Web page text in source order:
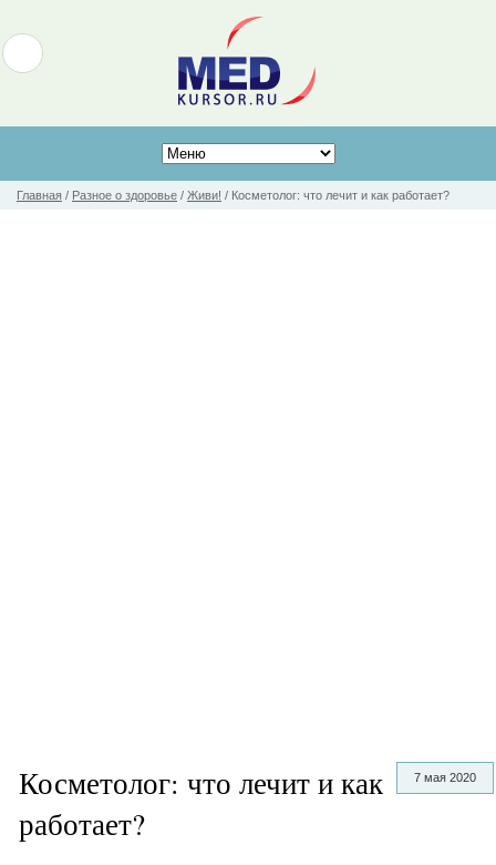
Главная / Разное о здоровье / Живи! / Косметолог: что лечит и как работает?
7 мая 2020
Косметолог: что лечит и как
работает?